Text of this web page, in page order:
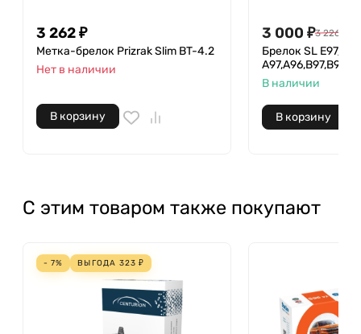
3 262₽
Метка-брелок Prizrak Slim BT-4.2
Нет в наличии
В корзину
3 000 ₽3 226
Брелок SL Е97/
A97,A96,B97,B96/
В наличии
В корзину
С этим товаром также покупают
- 7% ВЫГОДА 323 ₽